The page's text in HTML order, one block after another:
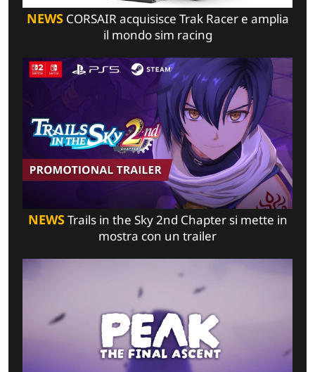
NEWSCORSAIR acquisisce Trak Racer e amplia
il mondo sim racing
NEWSTrails in the Sky 2nd Chapter si mette in
mostra con un trailer